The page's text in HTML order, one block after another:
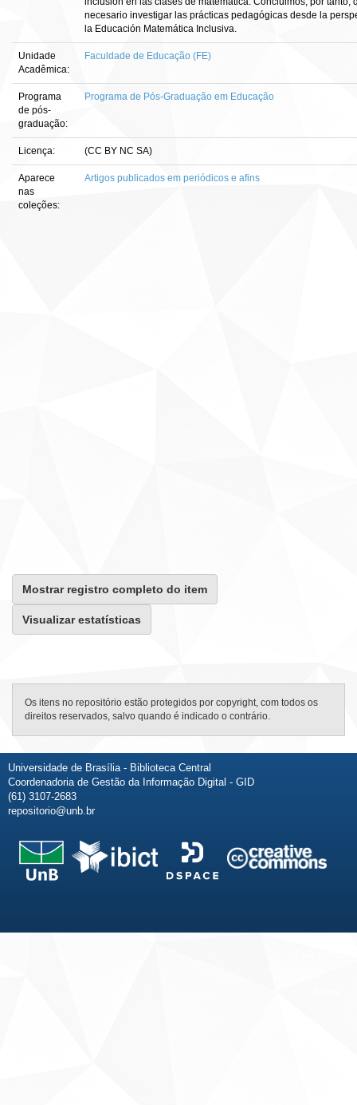
necesario investigar las prácticas pedagógicas desde la
la Educación Matemática Inclusiva.
Unidade
Acadêmica:
Faculdade de Educação (FE)
Programa
de pós-
graduação:
Programa de Pós-Graduação em Educação
Licença: (CC BY NC SA)
Aparece
nas
coleções:
Artigos publicados em periódicos e afins
Mostrar registro completo do item
Visualizar estatísticas
Os itens no repositório estão protegidos por copyright, com todos os
direitos reservados, salvo quando é indicado o contrário.
Universidade de Brasília - Biblioteca Central
Coordenadoria de Gestão da Informação Digital - GID
(61) 3107-2683
repositorio@unb.br